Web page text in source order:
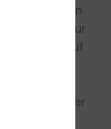
Filiale in
stets zur
möglich auf
die
kürzester